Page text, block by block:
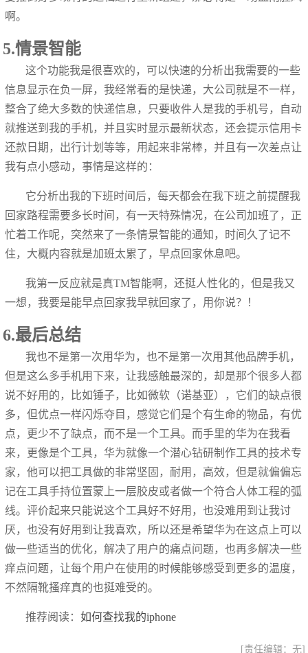
啊。
5.情景智能
这个功能我是很喜欢的，可以快速的分析出我需要的一些
信息显示在负一屏，我经常看的是快递，大公司就是不一样，
整合了绝大多数的快递信息，只要收件人是我的手机号，自动
就推送到我的手机，并且实时显示最新状态，还会提示信用卡
还款日期，出行计划等等，用起来非常棒，并且有一次差点让
我有点小感动，事情是这样的：
它分析出我的下班时间后，每天都会在我下班之前提醒我
回家路程需要多长时间，有一天特殊情况，在公司加班了，正
忙着工作呢，突然来了一条情景智能的通知，时间久了记不
住，大概内容就是加班太累了，早点回家休息吧。
我第一反应就是真TM智能啊，还挺人性化的，但是我又
一想，我要是能早点回家我早就回家了，用你说？！
6.最后总结
我也不是第一次用华为，也不是第一次用其他品牌手机，
但是这么多手机用下来，让我感触最深的，却是那个很多人都
说不好用的，比如锤子，比如微软（诺基亚），它们的缺点很
多，但优点一样闪烁夺目，感觉它们是个有生命的物品，有优
点，更少不了缺点，而不是一个工具。而手里的华为在我看
来，更像是个工具，华为就像一个潜心钻研制作工具的技术专
家，他可以把工具做的非常坚固，耐用，高效，但是就偏偏忘
记在工具手持位置蒙上一层胶皮或者做一个符合人体工程的弧
线。评价起来只能说这个工具好不好用，也没难用到让我讨
厌，也没有好用到让我喜欢，所以还是希望华为在这点上可以
做一些适当的优化，解决了用户的痛点问题，也再多解决一些
痒点问题，让每个用户在使用的时候能够感受到更多的温度，
不然隔靴搔痒真的也挺难受的。
推荐阅读：如何查找我的iphone
[责任编辑：无]